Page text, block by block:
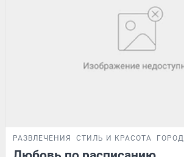
РАЗВЛЕЧЕНИЯ СТИЛЬ И КРАСОТА ГОРОД